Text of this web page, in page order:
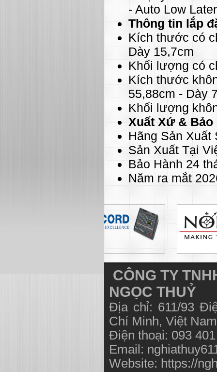
- Auto Low
Thông tin lắp
Kích thước có
Dày 15,7cm
Khối lượng có
Kích thước
55,88cm - Dày
Khối lượng
Xuất Xứ & Bảo
Hãng Sản Xuất
Sản Xuất Tại
Bảo Hành 24
Năm ra mắt
CÔNG TY
NGỌC THUỶ
Địa chỉ: 611/93
Chí Minh, Việt
Điện thoại: 093
Email:
Website: https://